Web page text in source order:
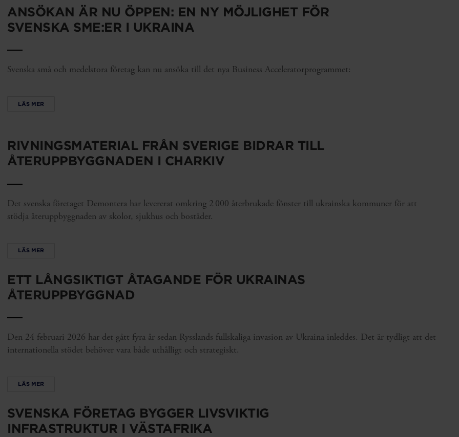
ANSÖKAN ÄR NU ÖPPEN: EN NY MÖJLIGHET FÖR
SVENSKA SME:ER I UKRAINA
Svenska små och medelstora företag kan nu ansöka till det nya Business Acceleratorprogrammet:
LÄS MER
RIVNINGSMATERIAL FRÅN SVERIGE BIDRAR TILL
ÅTERUPPBYGGNADEN I CHARKIV
Det svenska företaget Demontera har levererat omkring 2 000 återbrukade fönster till ukrainska kommuner för att
stödja återuppbyggnaden av skolor, sjukhus och bostäder.
LÄS MER
ETT LÅNGSIKTIGT ÅTAGANDE FÖR UKRAINAS
ÅTERUPPBYGGNAD
Den 24 februari 2026 har det gått fyra år sedan Rysslands fullskaliga invasion av Ukraina inleddes. Det är tydligt att det
internationella stödet behöver vara både uthålligt och strategiskt.
LÄS MER
SVENSKA FÖRETAG BYGGER LIVSVIKTIG
INFRASTRUKTUR I VÄSTAFRIKA